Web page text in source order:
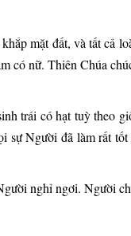
mặt đất, và tất cả
có nữ. Thiên Chúa
trái có hạt tuỳ theo
Người đã làm rất
nghỉ ngơi. Người